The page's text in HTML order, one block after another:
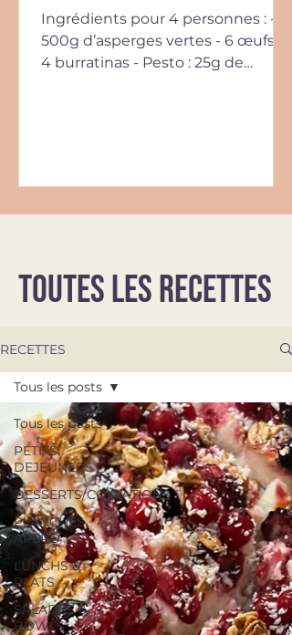
Ingrédients pour 4 personnes : -
500g d’asperges vertes - 6 œufs -
4 burratinas - Pesto : 25g de
TOUTES LES RECETTES
RECETTES
Tous les posts
PETITS
DEJEUNERS
DESSERTS/COLLATIONS
PLANCHES
APERO
LUNCHS &
PLATS
SALADES &
BOWLS
Tous les posts